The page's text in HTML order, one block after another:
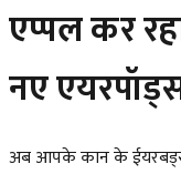
एप्पल कर
नए
अब आपके कान के